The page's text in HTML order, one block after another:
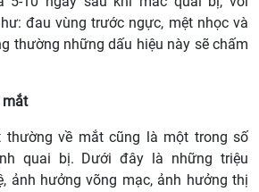
đau vùng trước ngực, mệt nhọc và
thường những dấu hiệu này sẽ chấm
mắt
thường về mắt cũng là một trong số
quai bị. Dưới đây là những triệu
ảnh hưởng võng mạc, ảnh hưởng thị